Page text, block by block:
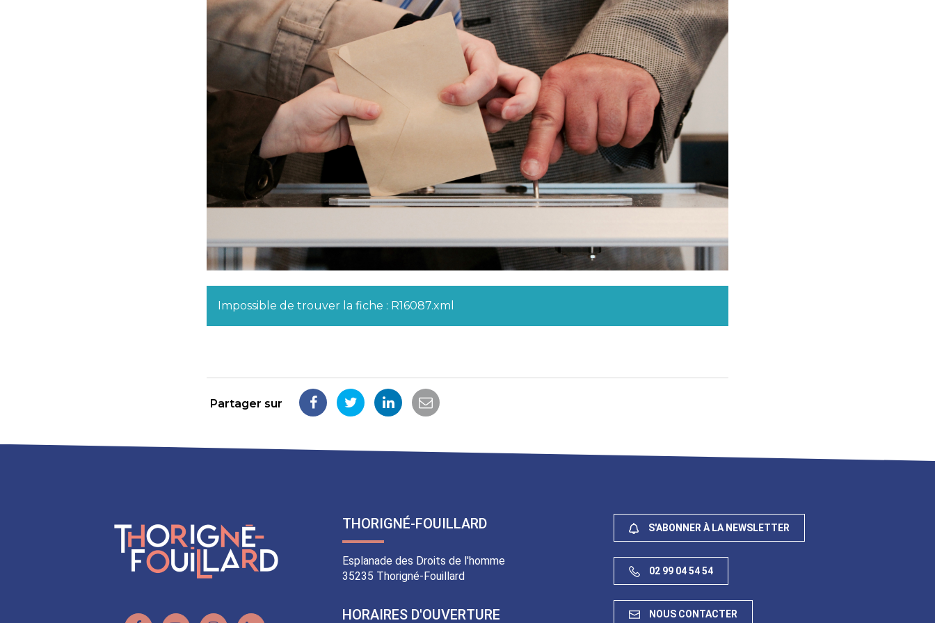
Impossible de trouver la fiche : R16087.xml
Partager sur
Partager
Facebook
Partager
Twitter
Partager
LinkedIn
Partager
email
THORIGNÉ-FOUILLARD
Esplanade des Droits de l'homme
35235 Thorigné-Fouillard
HORAIRES D'OUVERTURE
S'ABONNER À LA NEWSLETTER
02 99 04 54 54
NOUS CONTACTER